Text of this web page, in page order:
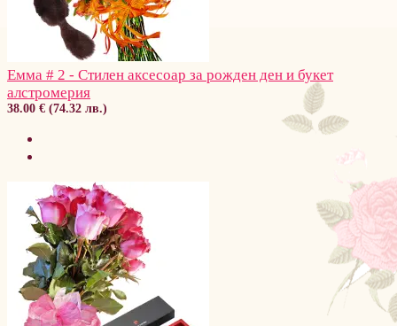
Емма # 2 - Стилен аксесоар за рожден ден и букет
алстромерия
38.00 € (74.32 лв.)